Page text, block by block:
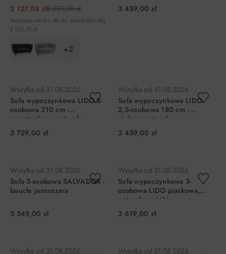
2 127,05 zł2 239,00 zł
Najniższa cena z 30 dni przed obniżką:
2 015,10 zł
+2
3 459,00 zł
Wysyłka od 31.08.2026
Sofa wypoczynkowa LIDO 3-
osobowa 210 cm -
musztardowy, naturalny
3 729,00 zł
Wysyłka od 31.08.2026
Sofa wypoczynkowa LIDO
2,5-osobowa 180 cm -
zielony, naturalny
3 459,00 zł
Wysyłka od 31.08.2026
Sofa 3-osobowa SALVADOR -
boucle jasnoszara
5 549,00 zł
Wysyłka od 31.08.2026
Sofa wypoczynkowa 3-
osobowa LIDO piaskowa,
naturalne nóżki
3 619,00 zł
Wysyłka od 31.08.2026
Wysyłka od 31.08.2026